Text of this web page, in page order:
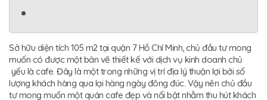
Sở hữu diện tích 105 m2 tại quận 7 Hồ Chí Minh, chủ đầu tư mong
muốn có được một bản vẽ thiết kế với dịch vụ kinh doanh chủ
yếu là cafe. Đây là một trong những vị trí địa lý thuận lợi bởi số
lượng khách hàng qua lại hàng ngày đông đúc. Vậy nên chủ đầu
tư mong muốn một quán cafe đẹp và nổi bật nhằm thu hút khách